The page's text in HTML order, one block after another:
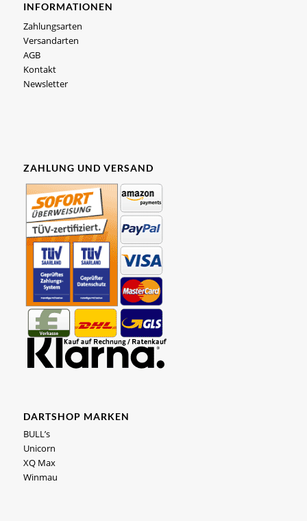
INFORMATIONEN
Zahlungsarten
Versandarten
AGB
Kontakt
Newsletter
ZAHLUNG UND VERSAND
DARTSHOP MARKEN
BULL’s
Unicorn
XQ Max
Winmau